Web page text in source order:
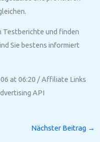
Testberichte und finden
Sie bestens informiert
at 06:20 / Affiliate Links
API
Nächster Beitrag →